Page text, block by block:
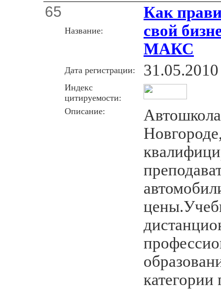
65
Название:
Как
свой
МАКС
Дата регистрации: 31.05.2010
Индекс
цитируемости:
Описание: